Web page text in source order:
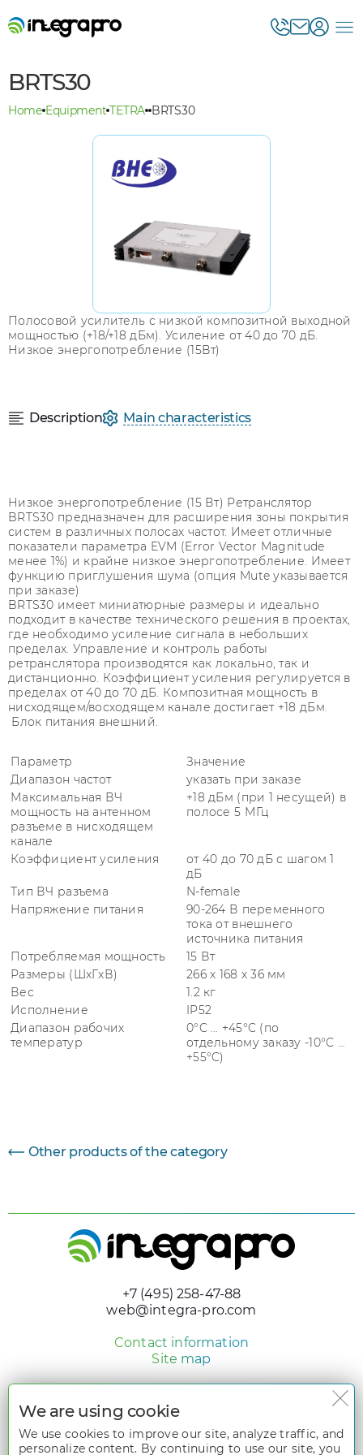
BRTS30
Home Equipment TETRA BRTS30
Полосовой усилитель с низкой композитной выходной
мощностью (+18/+18 дБм). Усиление от 40 до 70 дБ.
Низкое энергопотребление (15Вт)
Description Main characteristics
Низкое энергопотребление (15 Вт) Ретранслятор
BRTS30 предназначен для расширения зоны покрытия
систем в различных полосах частот. Имеет отличные
показатели параметра EVM (Error Vector Magnitude
менее 1%) и крайне низкое энергопотребление. Имеет
функцию приглушения шума (опция Mute указывается
при заказе)
BRTS30 имеет миниатюрные размеры и идеально
подходит в качестве технического решения в проектах,
где необходимо усиление сигнала в небольших
пределах. Управление и контроль работы
ретранслятора производятся как локально, так и
дистанционно. Коэффициент усиления регулируется в
пределах от 40 до 70 дБ. Композитная мощность в
нисходящем/восходящем канале достигает +18 дБм.
Блок питания внешний.
Параметр
Значение
Диапазон частот
указать при заказе
Максимальная ВЧ
мощность на антенном
разъеме в нисходящем
канале
+18 дБм (при 1 несущей) в
полосе 5 МГц
Коэффициент усиления
от 40 до 70 дБ с шагом 1
дБ
Тип ВЧ разъема
N-female
Напряжение питания
90-264 В переменного
тока от внешнего
источника питания
Потребляемая мощность
15 Вт
Размеры (ШxГxВ)
266 x 168 x 36 мм
Вес
1.2 кг
Исполнение
IP52
Диапазон рабочих
температур
0°C … +45°C (по
отдельному заказу -10°C …
+55°C)
Other products of the category
+7 (495) 258-47-88
web@integra-pro.com
Contact information
Site map
Design and development
nologostudio.ru
All rights reserved. The information on the websitewww.integra-
We are using cookie
We use cookies to improve our site, analyze traffic, and
personalize content. By continuing to use our site, you